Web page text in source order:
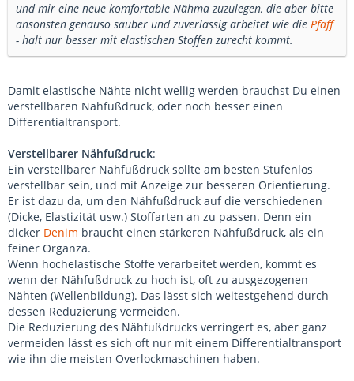
und mir eine neue komfortable Nähma zuzulegen, die aber bitte
ansonsten genauso sauber und zuverlässig arbeitet wie die Pfaff
- halt nur besser mit elastischen Stoffen zurecht kommt.
Damit elastische Nähte nicht wellig werden brauchst Du einen
verstellbaren Nähfußdruck, oder noch besser einen
Differentialtransport.
Verstellbarer Nähfußdruck:
Ein verstellbarer Nähfußdruck sollte am besten Stufenlos
verstellbar sein, und mit Anzeige zur besseren Orientierung.
Er ist dazu da, um den Nähfußdruck auf die verschiedenen
(Dicke, Elastizität usw.) Stoffarten an zu passen. Denn ein
dicker Denim braucht einen stärkeren Nähfußdruck, als ein
feiner Organza.
Wenn hochelastische Stoffe verarbeitet werden, kommt es
wenn der Nähfußdruck zu hoch ist, oft zu ausgezogenen
Nähten (Wellenbildung). Das lässt sich weitestgehend durch
dessen Reduzierung vermeiden.
Die Reduzierung des Nähfußdrucks verringert es, aber ganz
vermeiden lässt es sich oft nur mit einem Differentialtransport
wie ihn die meisten Overlockmaschinen haben.